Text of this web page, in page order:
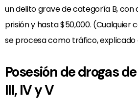
un delito grave de categoría B, con
prisión y hasta $50,000. (Cualquier
se procesa como tráfico, explicado
Posesión de drogas
III, IV y V